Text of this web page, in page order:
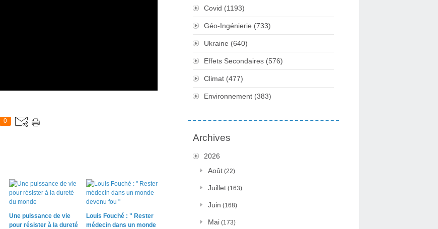
0
Une puissance de vie
pour résister à la dureté
Louis Fouché : " Rester
médecin dans un monde
Covid (1193)
Géo-Ingénierie (733)
Ukraine (640)
Effets Secondaires (576)
Climat (477)
Environnement (383)
Archives
2026
Août (22)
Juillet (163)
Juin (168)
Mai (173)